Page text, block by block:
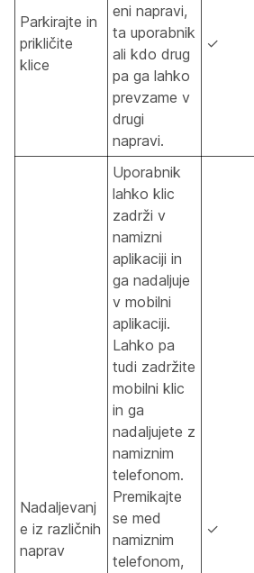
Parkirajte in
prikličite
klice
eni napravi,
ta uporabnik
ali kdo drug
pa ga lahko
prevzame v
drugi
napravi.
✓
Nadaljevanj
e iz različnih
naprav
Uporabnik
lahko klic
zadrži v
namizni
aplikaciji in
ga nadaljuje
v mobilni
aplikaciji.
Lahko pa
tudi zadržite
mobilni klic
in ga
nadaljujete z
namiznim
telefonom.
Premikajte
se med
namiznim
telefonom,
✓